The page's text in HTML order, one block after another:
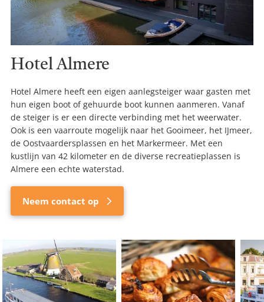
Hotel Almere
Hotel Almere heeft een eigen aanlegsteiger waar gasten met
hun eigen boot of gehuurde boot kunnen aanmeren. Vanaf
de steiger is er een directe verbinding met het weerwater.
Ook is een vaarroute mogelijk naar het Gooimeer, het IJmeer,
de Oostvaardersplassen en het Markermeer. Met een
kustlijn van 42 kilometer en de diverse recreatieplassen is
Almere een echte waterstad.
Neem contact op